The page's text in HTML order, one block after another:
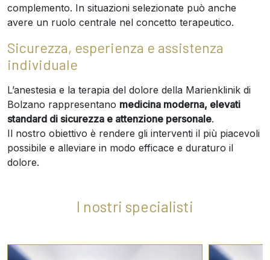
complemento. In situazioni selezionate può anche
avere un ruolo centrale nel concetto terapeutico.
Sicurezza, esperienza e assistenza
individuale
L’anestesia e la terapia del dolore della Marienklinik di
Bolzano rappresentano medicina moderna, elevati
standard di sicurezza e attenzione personale.
Il nostro obiettivo è rendere gli interventi il più piacevoli
possibile e alleviare in modo efficace e duraturo il
dolore.
I nostri specialisti